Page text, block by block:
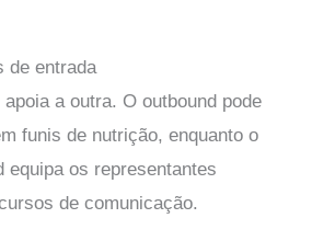
de entrada
a outra. O outbound pode
funis de nutrição, enquanto o
equipa os representantes
de comunicação.